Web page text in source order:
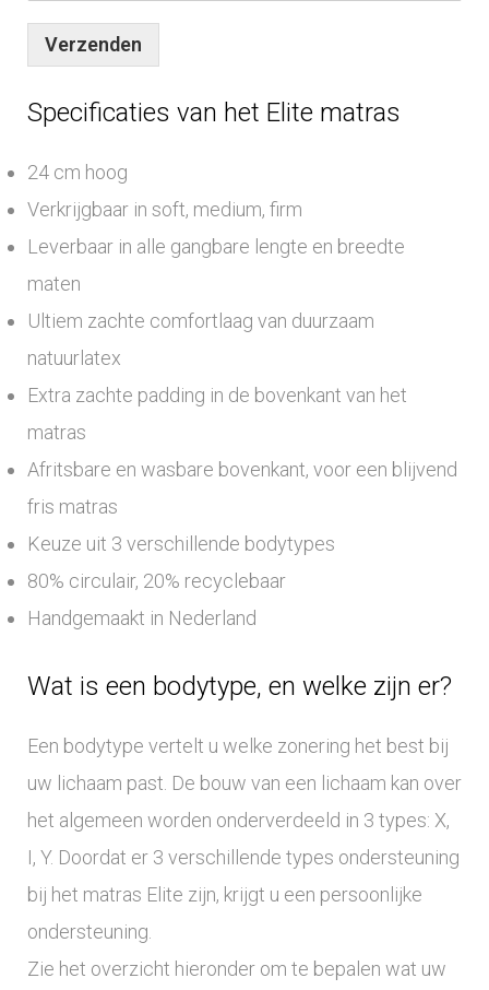
Verzenden
Specificaties van het Elite matras
24 cm hoog
Verkrijgbaar in soft, medium, firm
Leverbaar in alle gangbare lengte en breedte
maten
Ultiem zachte comfortlaag van duurzaam
natuurlatex
Extra zachte padding in de bovenkant van het
matras
Afritsbare en wasbare bovenkant, voor een blijvend
fris matras
Keuze uit 3 verschillende bodytypes
80% circulair, 20% recyclebaar
Handgemaakt in Nederland
Wat is een bodytype, en welke zijn er?
Een bodytype vertelt u welke zonering het best bij
uw lichaam past. De bouw van een lichaam kan over
het algemeen worden onderverdeeld in 3 types: X,
I, Y. Doordat er 3 verschillende types ondersteuning
bij het matras Elite zijn, krijgt u een persoonlijke
ondersteuning.
Zie het overzicht hieronder om te bepalen wat uw